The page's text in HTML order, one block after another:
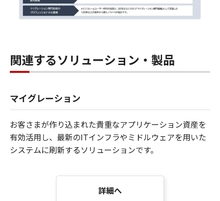
関連するソリューション・製品
マイグレーション
お客さまが作り込まれた貴重なアプリケーション資産を
有効活用し、最新のITインフラやミドルウェアを用いた
システムに刷新するソリューションです。
詳細へ